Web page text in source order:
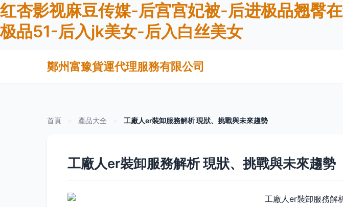
红杏影视麻豆传媒-后宫宫妃被-后进极品翘臀
极品51-后入jk美女-后入白丝美女
鄭州富豫貨運代理服務有限公司
首頁 產品大全 工廠人er裝卸服務解析 現狀、挑戰與未來趨勢
工廠人er裝卸服務解析 現狀、挑戰與未來趨勢